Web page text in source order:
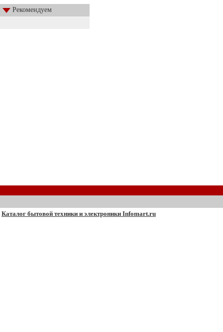
Рекомендуем
Каталог бытовой техники и электроники Infomart.ru